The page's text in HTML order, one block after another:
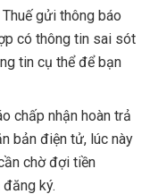
Thuế gửi thông báo
có thông tin sai sót
tin cụ thể để bạn
chấp nhận hoàn trả
bản điện tử, lúc này
chờ đợi tiền
ký.